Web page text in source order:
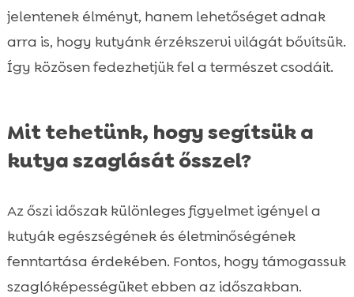
jelentenek élményt, hanem lehetőséget adnak
arra is, hogy kutyánk érzékszervi világát bővítsük.
Így közösen fedezhetjük fel a természet csodáit.
Mit tehetünk, hogy segítsük a
kutya szaglását ősszel?
Az őszi időszak különleges figyelmet igényel a
kutyák egészségének és életminőségének
fenntartása érdekében. Fontos, hogy támogassuk
szaglóképességüket ebben az időszakban.